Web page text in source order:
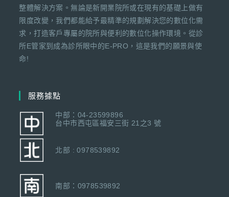
整體解決方案。無論是新開業院所或在現有的基礎上做有
限度改變，我們都能給予最精準的規劃解決您的數位化需
求，打造客戶專屬的院所與便利的數位化操作環境。從診
所E管家到成為診所眼中的E-PRO，這是我們的願景與使
命!
服務據點
中部：04-23599896
台中市西屯區福安三街 21之3 號
北部 : 0978539892
南部：0978539892